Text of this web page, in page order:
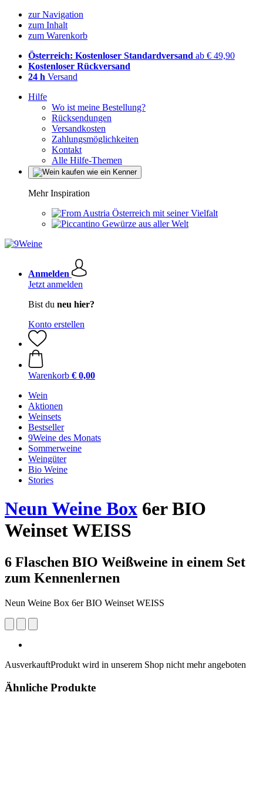
zur Navigation
zum Inhalt
zum Warenkorb
Österreich: Kostenloser Standardversand ab € 49,90
Kostenloser Rückversand
24 h Versand
Hilfe
Wo ist meine Bestellung?
Rücksendungen
Versandkosten
Zahlungsmöglichkeiten
Kontakt
Alle Hilfe-Themen
Mehr Inspiration
Österreich mit seiner Vielfalt
Gewürze aus aller Welt
Anmelden
Jetzt anmelden
Bist du neu hier?
Konto erstellen
Warenkorb € 0,00
Wein
Aktionen
Weinsets
Bestseller
9Weine des Monats
Sommerweine
Weingüter
Bio Weine
Stories
Neun Weine Box 6er BIO
Weinset WEISS
6 Flaschen BIO Weißweine in einem Set
zum Kennenlernen
Neun Weine Box 6er BIO Weinset WEISS
AusverkauftProdukt wird in unserem Shop nicht mehr angeboten
Ähnliche Produkte